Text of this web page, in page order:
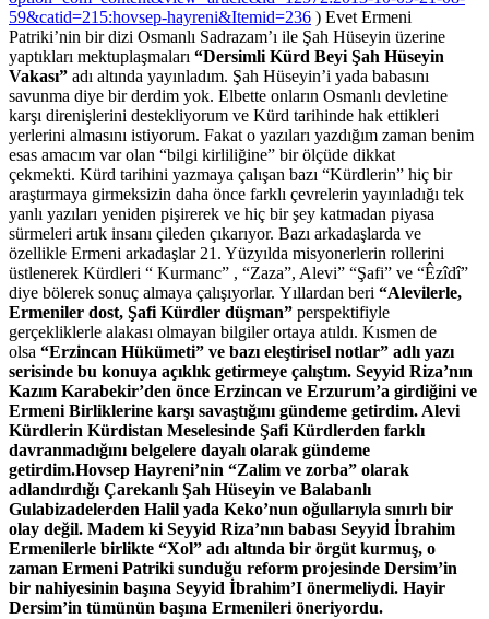
59&catid=215:hovsep-hayreni&Itemid=236 ) Evet Ermeni
Patriki’nin bir dizi Osmanlı Sadrazam’ı ile Şah Hüseyin üzerine
yaptıkları mektuplaşmaları “Dersimli Kürd Beyi Şah Hüseyin
Vakası” adı altında yayınladım. Şah Hüseyin’i yada babasını
savunma diye bir derdim yok. Elbette onların Osmanlı devletine
karşı direnişlerini destekliyorum ve Kürd tarihinde hak ettikleri
yerlerini almasını istiyorum. Fakat o yazıları yazdığım zaman benim
esas amacım var olan “bilgi kirliliğine” bir ölçüde dikkat
çekmekti. Kürd tarihini yazmaya çalışan bazı “Kürdlerin” hiç bir
araştırmaya girmeksizin daha önce farklı çevrelerin yayınladığı tek
yanlı yazıları yeniden pişirerek ve hiç bir şey katmadan piyasa
sürmeleri artık insanı çileden çıkarıyor. Bazı arkadaşlarda ve
özellikle Ermeni arkadaşlar 21. Yüzyılda misyonerlerin rollerini
üstlenerek Kürdleri “ Kurmanc” , “Zaza”, Alevi” “Şafi” ve “Êzîdî”
diye bölerek sonuç almaya çalışıyorlar. Yıllardan beri “Alevilerle,
Ermeniler dost, Şafi Kürdler düşman” perspektifiyle
gerçekliklerle alakası olmayan bilgiler ortaya atıldı. Kısmen de
olsa “Erzincan Hükümeti” ve bazı eleştirisel notlar” adlı yazı
serisinde bu konuya açıklık getirmeye çalıştım. Seyyid Riza’nın
Kazım Karabekir’den önce Erzincan ve Erzurum’a girdiğini ve
Ermeni Birliklerine karşı savaştığını gündeme getirdim. Alevi
Kürdlerin Kürdistan Meselesinde Şafi Kürdlerden farklı
davranmadığını belgelere dayalı olarak gündeme
getirdim.Hovsep Hayreni’nin “Zalim ve zorba” olarak
adlandırdığı Çarekanlı Şah Hüseyin ve Balabanlı
Gulabizadelerden Halil yada Keko’nun oğullarıyla sınırlı bir
olay değil. Madem ki Seyyid Riza’nın babası Seyyid İbrahim
Ermenilerle birlikte “Xol” adı altında bir örgüt kurmuş, o
zaman Ermeni Patriki sunduğu reform projesinde Dersim’in
bir nahiyesinin başına Seyyid İbrahim’I önermeliydi. Hayir
Dersim’in tümünün başına Ermenileri öneriyordu.